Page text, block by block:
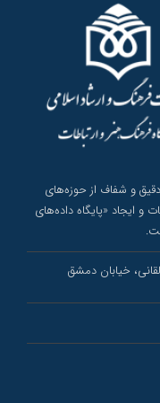
و شفاف از حوزه‌های
ایجاد «پایگاه داده‌های
خیابان دمشق